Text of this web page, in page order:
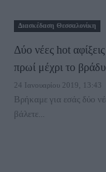
Διασκέδαση Θεσσαλονίκη
Δύο νέες hot
πρωί μέχρι το
24 Ιανουαρίου 2019, 13:43
Βρήκαμε για εσάς δύο
βάλετε...